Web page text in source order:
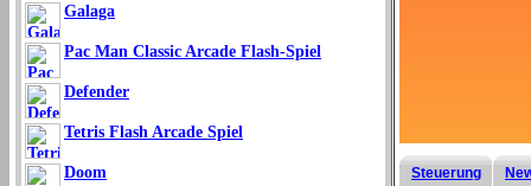
Galaga
Pac Man Classic Arcade Flash-Spiel
Defender
Tetris Flash Arcade Spiel
Doom Steuerung